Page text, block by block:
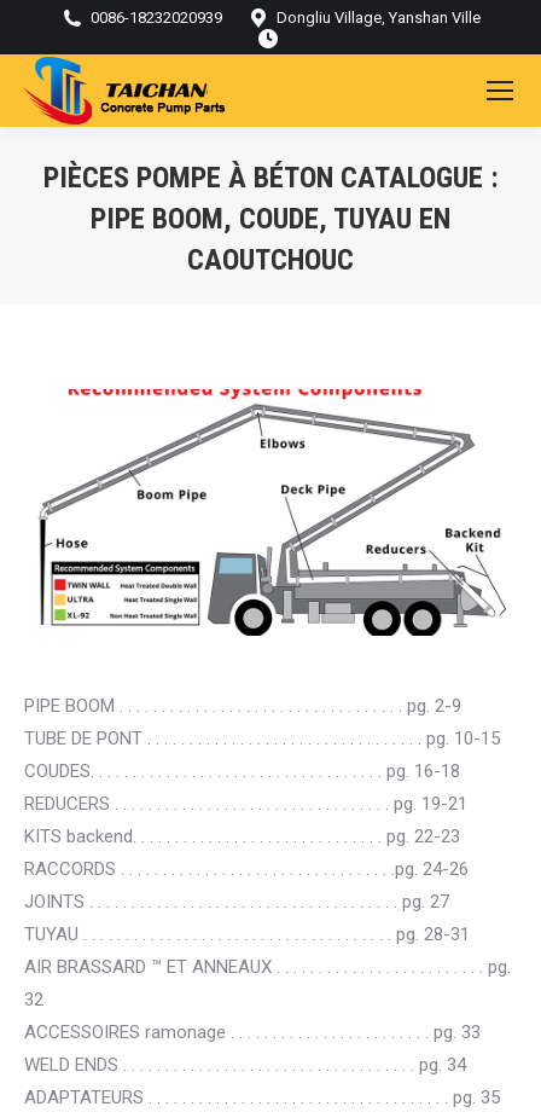
0086-18232020939 Dongliu Village, Yanshan Ville
PIÈCES POMPE À BÉTON CATALOGUE :
PIPE BOOM, COUDE, TUYAU EN
CAOUTCHOUC
PIPE BOOM . . . . . . . . . . . . . . . . . . . . . . . . . . . . . . . . . . pg. 2-9
TUBE DE PONT . . . . . . . . . . . . . . . . . . . . . . . . . . . . . . . . . pg. 10-15
COUDES. . . . . . . . . . . . . . . . . . . . . . . . . . . . . . . . . . . pg. 16-18
REDUCERS . . . . . . . . . . . . . . . . . . . . . . . . . . . . . . . . . pg. 19-21
KITS backend. . . . . . . . . . . . . . . . . . . . . . . . . . . . . . pg. 22-23
RACCORDS . . . . . . . . . . . . . . . . . . . . . . . . . . . . . . . . .pg. 24-26
JOINTS . . . . . . . . . . . . . . . . . . . . . . . . . . . . . . . . . . . . . pg. 27
TUYAU . . . . . . . . . . . . . . . . . . . . . . . . . . . . . . . . . . . . . pg. 28-31
AIR BRASSARD ™ ET ANNEAUX . . . . . . . . . . . . . . . . . . . . . . . . . pg.
32
ACCESSOIRES ramonage . . . . . . . . . . . . . . . . . . . . . . . . pg. 33
WELD ENDS . . . . . . . . . . . . . . . . . . . . . . . . . . . . . . . . . . . pg. 34
ADAPTATEURS . . . . . . . . . . . . . . . . . . . . . . . . . . . . . . . . . . . . pg. 35